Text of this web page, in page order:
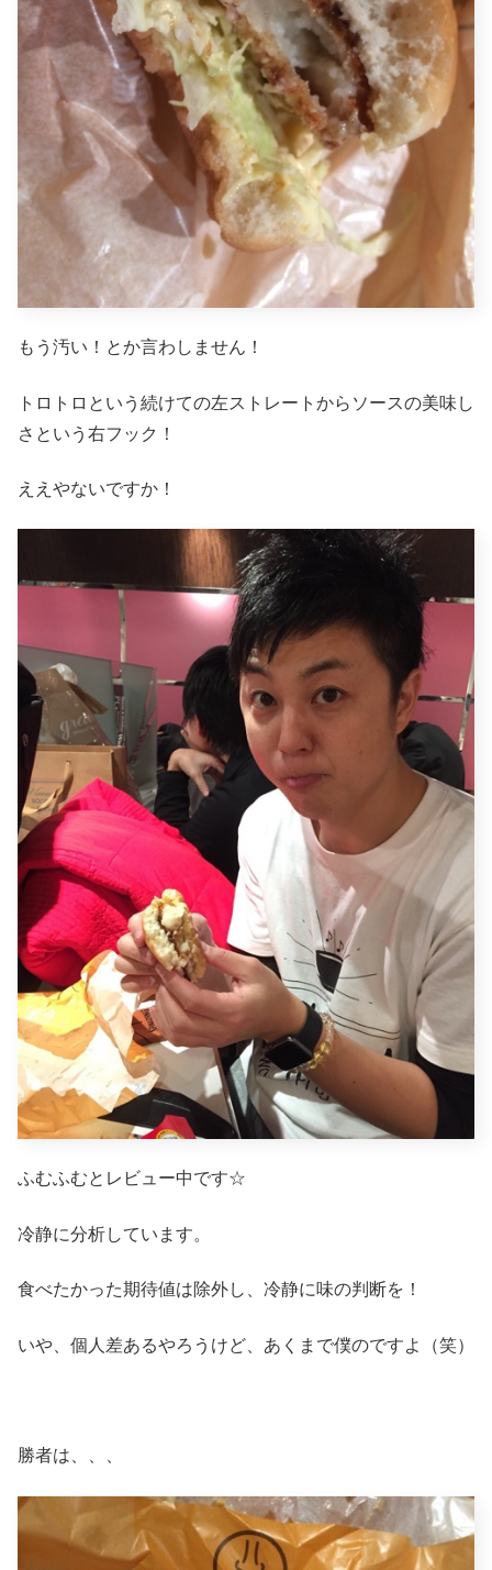
もう汚い！とか言わしません！
トロトロという続けての左ストレートからソースの美味し
さという右フック！
ええやないですか！
ふむふむとレビュー中です☆
冷静に分析しています。
食べたかった期待値は除外し、冷静に味の判断を！
いや、個人差あるやろうけど、あくまで僕のですよ（笑）
勝者は、、、